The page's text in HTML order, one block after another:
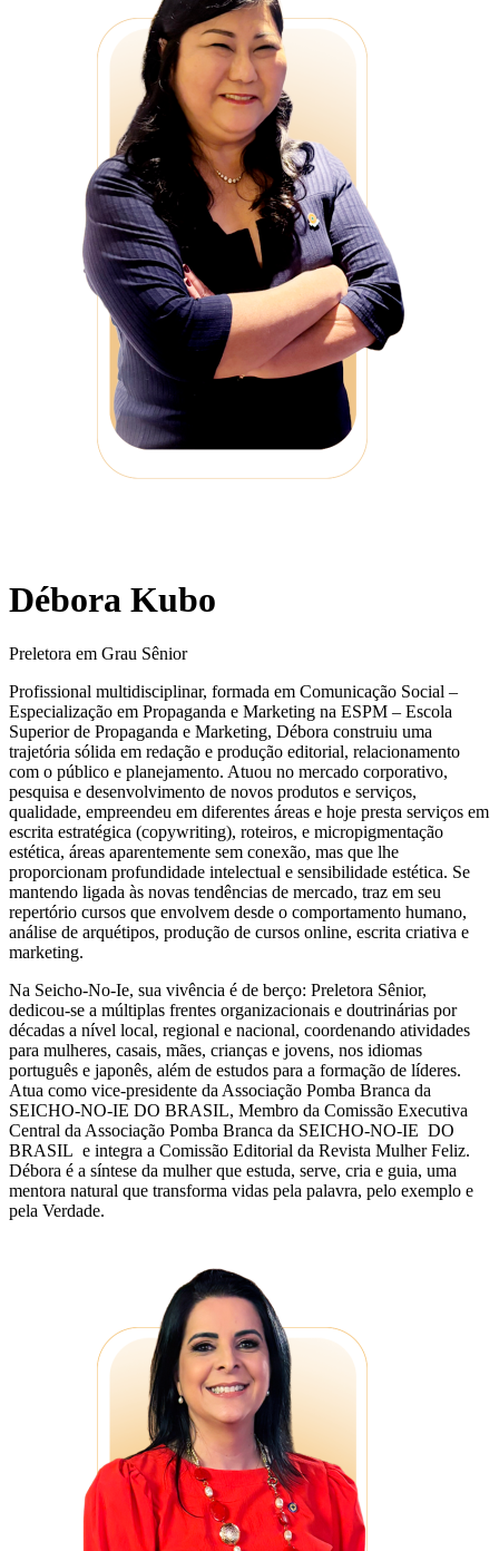
Débora Kubo
Preletora em Grau Sênior
Profissional multidisciplinar, formada em Comunicação Social –
Especialização em Propaganda e Marketing na ESPM – Escola
Superior de Propaganda e Marketing, Débora construiu uma
trajetória sólida em redação e produção editorial, relacionamento
com o público e planejamento. Atuou no mercado corporativo,
pesquisa e desenvolvimento de novos produtos e serviços,
qualidade, empreendeu em diferentes áreas e hoje presta serviços em
escrita estratégica (copywriting), roteiros, e micropigmentação
estética, áreas aparentemente sem conexão, mas que lhe
proporcionam profundidade intelectual e sensibilidade estética. Se
mantendo ligada às novas tendências de mercado, traz em seu
repertório cursos que envolvem desde o comportamento humano,
análise de arquétipos, produção de cursos online, escrita criativa e
marketing.
Na Seicho-No-Ie, sua vivência é de berço: Preletora Sênior,
dedicou-se a múltiplas frentes organizacionais e doutrinárias por
décadas a nível local, regional e nacional, coordenando atividades
para mulheres, casais, mães, crianças e jovens, nos idiomas
português e japonês, além de estudos para a formação de líderes.
Atua como vice-presidente da Associação Pomba Branca da
SEICHO-NO-IE DO BRASIL, Membro da Comissão Executiva
Central da Associação Pomba Branca da SEICHO-NO-IE DO
BRASIL e integra a Comissão Editorial da Revista Mulher Feliz.
Débora é a síntese da mulher que estuda, serve, cria e guia, uma
mentora natural que transforma vidas pela palavra, pelo exemplo e
pela Verdade.